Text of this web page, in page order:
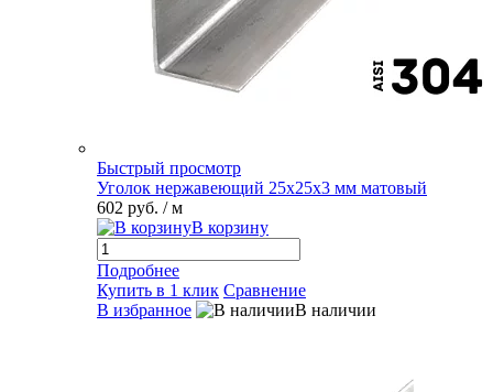
Быстрый просмотр
Уголок нержавеющий 25х25х3 мм матовый
602 руб. / м
В корзину
Подробнее
Купить в 1 клик Сравнение
В избранное
В наличии